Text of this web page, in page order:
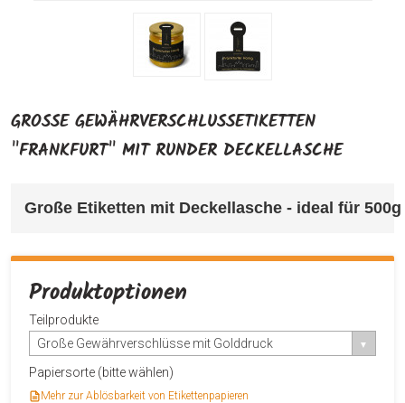
GROSSE GEWÄHRVERSCHLUSSETIKETTEN "
FRANKFURT" MIT RUNDER DECKELLASCHE
Große Etiketten mit Deckellasche - ideal für
Produktoptionen
Teilprodukte
Große Gewährverschlüsse mit Golddruck
Papiersorte (bitte wählen)
Mehr zur Ablösbarkeit von Etikettenpapieren